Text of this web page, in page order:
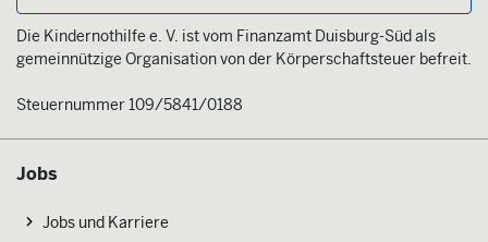
Die Kindernothilfe e. V. ist vom Finanzamt Duisburg-Süd als
gemeinnützige Organisation von der Körperschaftsteuer befreit.
Steuernummer 109/5841/0188
Jobs
Jobs und Karriere